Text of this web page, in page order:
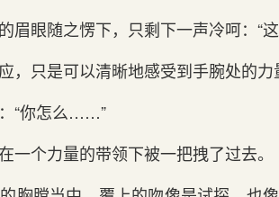
眉眼‌随之愣下，只剩下一声冷呵：“
，只是可以清晰地感受到手腕处的力
“你怎么……”
一个力量的带领下被一把拽了过去。